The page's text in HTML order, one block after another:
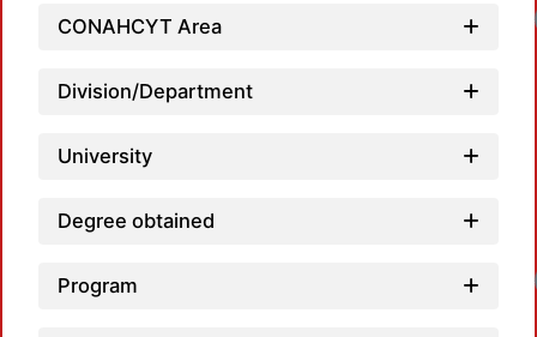
CONAHCYT Area
Division/Department
University
Degree obtained
Program